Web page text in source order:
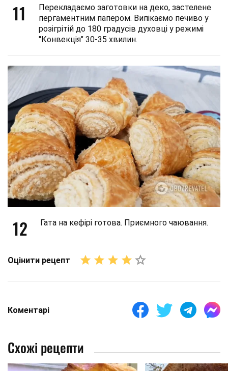
11
Перекладаємо заготовки на деко, застелене
пергаментним папером. Випікаємо печиво у
розігрітій до 180 градусів духовці у режимі
"Конвекція" 30-35 хвилин.
12 Гата на кефірі готова. Приємного чаювання.
Оцінити рецепт
Коментарі
Схожі рецепти